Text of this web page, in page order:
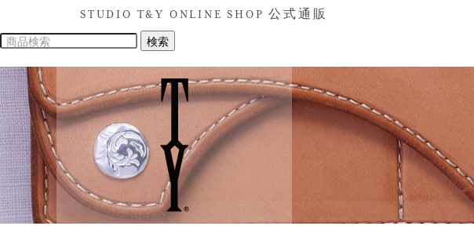
STUDIO T&Y ONLINE SHOP 公式通販